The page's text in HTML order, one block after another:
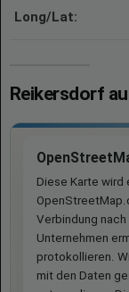
Long/Lat:
Reikersdorf
Diese Karte wird
Verbindung
Unternehmen
protokollieren.
mit den Daten